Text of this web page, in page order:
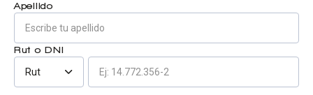
Centro de ayuda
Doble cabina
Apellido
Rut o DNI
Rut